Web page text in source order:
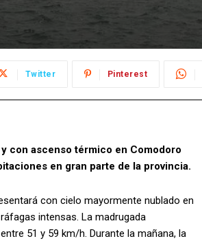
Twitter Pinterest
con ascenso térmico en Comodoro
en gran parte de la provincia.
con cielo mayormente nublado en
intensas. La madrugada
51 y 59 km/h. Durante la mañana, la